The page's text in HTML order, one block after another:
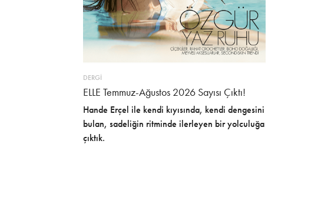
DERGİ
ELLE Temmuz-Ağustos 2026 Sayısı Çıktı!
Hande Erçel ile kendi kıyısında, kendi dengesini
bulan, sadeliğin ritminde ilerleyen bir yolculuğa
çıktık.